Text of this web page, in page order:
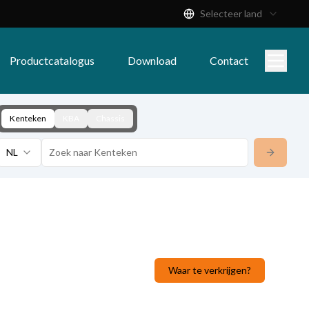
Selecteer land
Productcatalogus Download Contact
Kenteken
NL
Waar te verkrijgen?